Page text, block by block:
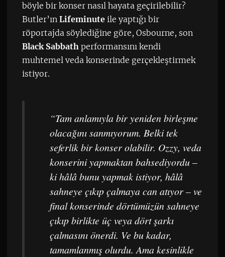
böyle bir konser nasıl hayata geçirilebilir?
Butler’ın Lifeminuteile yaptığı bir
röportajda söylediğine göre, Osbourne, son
Black Sabbathperformansını kendi
muhtemel veda konserinde gerçekleştirmek
istiyor.
“Tam anlamıyla bir yeniden birleşme
olacağını sanmıyorum. Belki tek
seferlik bir konser olabilir. Ozzy, veda
konserini yapmaktan bahsediyordu –
ki hâlâ bunu yapmak istiyor, hâlâ
sahneye çıkıp çalmaya can atıyor – ve
final konserinde dörtümüzün sahneye
çıkıp birlikte üç veya dört şarkı
çalmasını önerdi. Ve bu kadar,
tamamlanmış olurdu. Ama kesinlikle